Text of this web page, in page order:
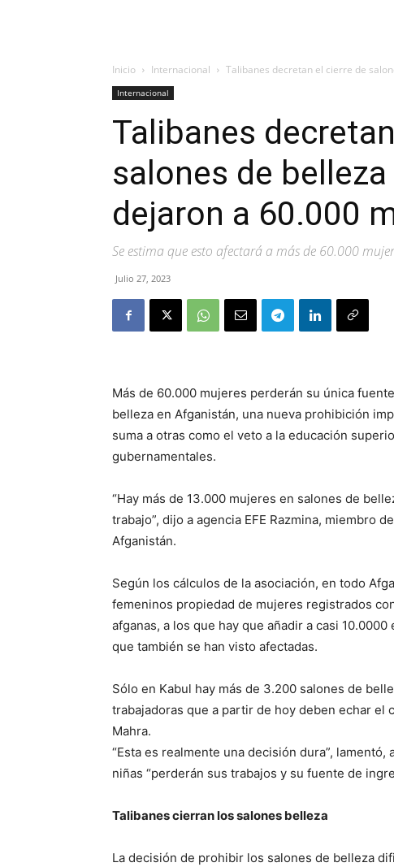
Inicio Internacional Talibanes decretan el cierre de
Internacional
Talibanes
salones de
dejaron a 60.000
Se estima que esto afectará a más de 60.000
Julio 27, 2023
Más de 60.000 mujeres perderán su única
belleza en Afganistán, una nueva prohibición
suma a otras como el veto a la educación
gubernamentales.
“Hay más de 13.000 mujeres en salones de
trabajo”, dijo a agencia EFE Razmina, miembro
Afganistán.
Según los cálculos de la asociación, en todo
femeninos propiedad de mujeres registrados
afganas, a los que hay que añadir a casi
que también se han visto afectadas.
Sólo en Kabul hay más de 3.200 salones de
trabajadoras que a partir de hoy deben echar el
Mahra.
“Esta es realmente una decisión dura”,
niñas “perderán sus trabajos y su fuente de
Talibanes cierran los salones belleza
La decisión de prohibir los salones de belleza